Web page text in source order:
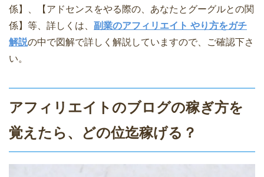
係】、【アドセンスをやる際の、あなたとグーグルとの関
係】等、詳しくは、 副業のアフィリエイト やり方をガチ
解説の中で図解で詳しく解説していますので、ご確認下さ
い。
アフィリエイトのブログの稼ぎ方を
覚えたら、どの位迄稼げる？